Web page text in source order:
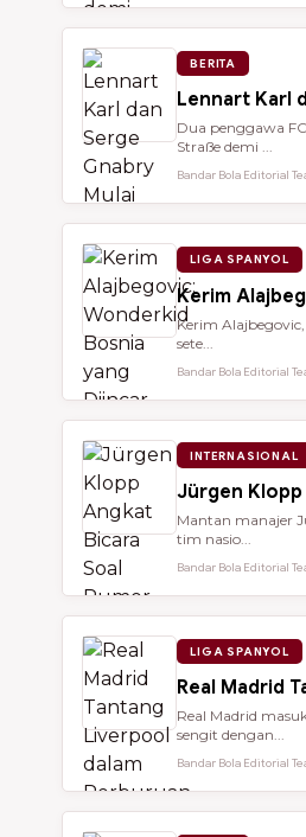
BERITA
Lennart Karl
Dua penggawa
Straße demi ...
Bandar Bola Editorial
LIGA SPANYOL
Kerim
Kerim
sete...
Bandar Bola Editorial
INTERNASIONAL
Jürgen Klopp
Mantan manajer
tim nasio...
Bandar Bola Editorial
LIGA SPANYOL
Real Madrid
Real Madrid
sengit dengan...
Bandar Bola Editorial